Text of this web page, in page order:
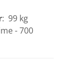
: 99 kg
- 700